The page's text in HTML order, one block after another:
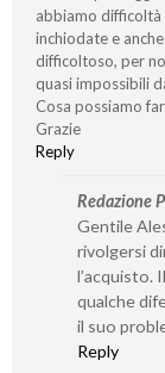
abbiamo difficoltà
inchiodate e
difficoltoso, per
quasi impossibili
Cosa possiamo
Grazie
Reply
Redazione
Gentile
rivolgersi
l’acquisto.
qualche
il suo
Reply